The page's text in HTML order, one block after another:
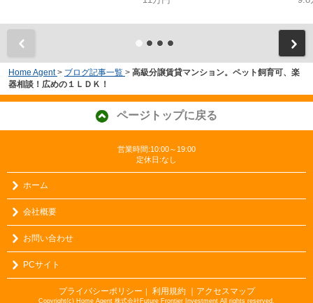
Home Agent > ブログ記事一覧 > 高級分譲賃貸マンション。ペット飼育可、楽
器相談！広めの１ＬＤＫ！
ページトップに戻る
営業時間:10:00～19:00
定休日:なし
ホーム
会社概要
お問い合わせ
PCサイト
プライバシーポリシー ｜ 利用規約 ｜アクセスマップ
Copyright(c) Home Agent 株式会社Future Frontier Investment All rights reserved.